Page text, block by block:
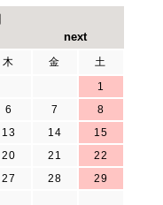
木 金
土
1
6 7
8
13 14
15
20 21
22
27 28
29